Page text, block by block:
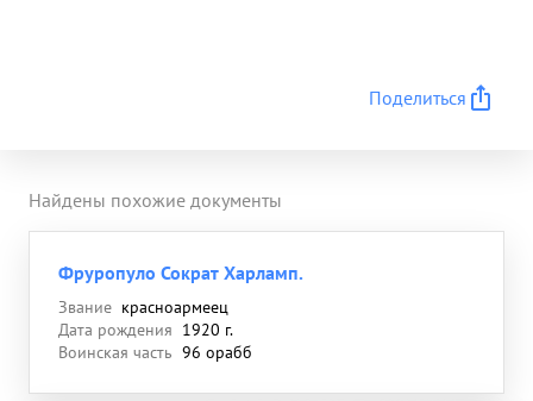
Поделиться
Найдены похожие документы
Фруропуло Сократ Харламп.
Звание красноармеец
Дата рождения 1920 г.
Воинская часть 96 орабб